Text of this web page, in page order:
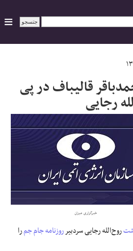
قالیباف در پی
رجایی
خبرگزاری میزان
روح‌الله رجایی سردبیرروزنامه جام جمرا